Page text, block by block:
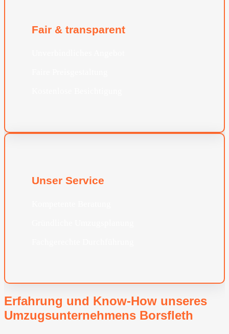
Fair & transparent
Unser Service
Erfahrung und Know-How unseres
Umzugsunternehmens Borsfleth